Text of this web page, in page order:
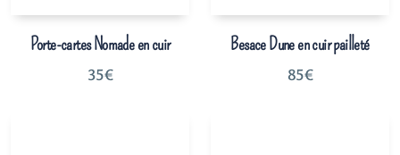
Porte-cartes Nomade en cuir
35€
Besace Dune en cuir pailleté
85€